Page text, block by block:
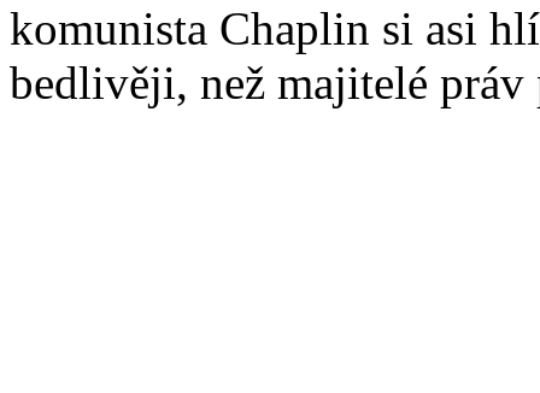
komunista Chaplin si asi
bedlivěji, než majitelé